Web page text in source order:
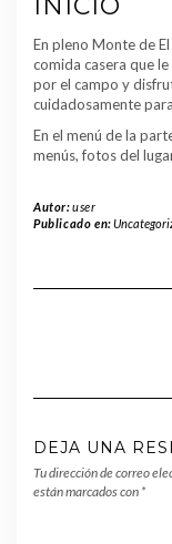
En pleno Monte de
comida casera que
por el campo y
cuidadosamente
En el menú de la
menús, fotos del
Autor:user
Publicado en:
DEJA UNA
Tu dirección de correo
están marcados con *